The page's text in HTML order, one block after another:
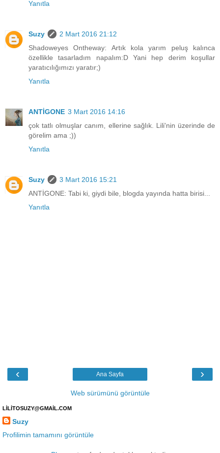
Yanıtla
Suzy
2 Mart 2016 21:12
Shadoweyes Ontheway: Artık kola yarım peluş kalınca
özellikle tasarladım napalım:D Yani hep derim koşullar
yaratıcılığımızı yaratır;)
Yanıtla
ANTİGONE 3 Mart 2016 14:16
çok tatlı olmuşlar canım, ellerine sağlık. Lili'nin üzerinde de
görelim ama ;))
Yanıtla
Suzy
3 Mart 2016 15:21
ANTİGONE: Tabi ki, giydi bile, blogda yayında hatta birisi...
Yanıtla
‹ ›
Ana Sayfa
Web sürümünü görüntüle
LİLİTOSUZY@GMAİL.COM
Suzy
Profilimin tamamını görüntüle